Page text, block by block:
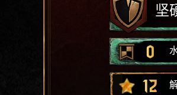
坚
0
12